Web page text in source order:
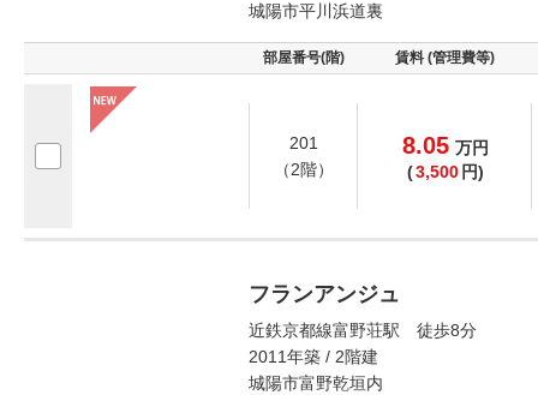
城陽市平川浜道裏
部屋番号(階) 賃料 (管理費等)
201
（2階）
8.05 万円
(3,500 円)
フランアンジュ
近鉄京都線富野荘駅 徒歩8分
2011年築 / 2階建
城陽市富野乾垣内